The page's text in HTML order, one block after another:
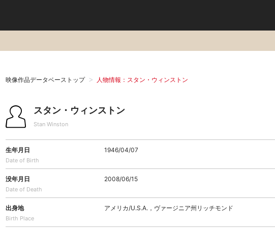
映像作品データベーストップ 人物情報：スタン・ウィンストン
スタン・ウィンストン
Stan Winston
生年月日
Date of Birth
1946/04/07
没年月日
Date of Death
2008/06/15
出身地
Birth Place
アメリカ/U.S.A.，ヴァージニア州リッチモンド